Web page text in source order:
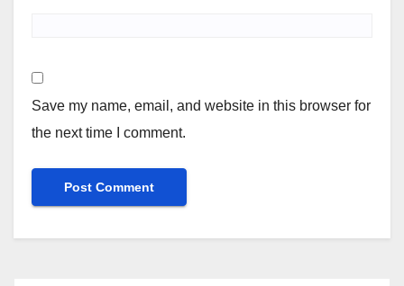
Save my name, email, and website in this browser for
the next time I comment.